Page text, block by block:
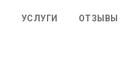
УСЛУГИ ОТЗЫВЫ